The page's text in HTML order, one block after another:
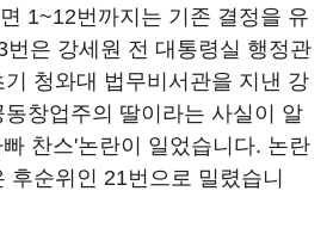
1~12번까지는 기존 결정을 유
번은 강세원 전 대통령실 행정관
청와대 법무비서관을 지낸 강
창업주의 딸이라는 사실이 알
찬스'논란이 일었습니다. 논란
후순위인 21번으로 밀렸습니